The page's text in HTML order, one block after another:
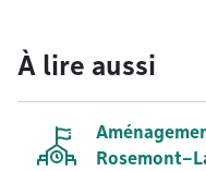
À lire aussi